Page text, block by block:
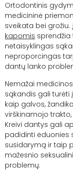
Ortodontinis
medicininė
sveikata bei grožiu.
kapomis
netaisyklingas
neproporcingas
dantų lanko
Nemažai
sąkandis gali turėti
kaip galvos,
virškinamojo
Kreivi dantys gali
padidinti ėduonies
susidarymą ir taip
mažesnio
problemų.